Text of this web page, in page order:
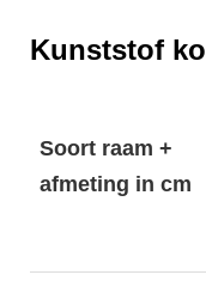
Kunststof
Soort raam +
afmeting in cm